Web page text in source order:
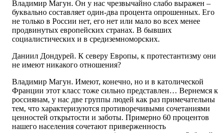
Владимир Магун. Он у нас чрезвычайно слабо выражен –
буквально составляет один-два процента опрошенных. Его
не только в России нет, его нет или мало во всех менее
продвинутых европейских странах. В бывших
социалистических и в средиземноморских.
Даниил Дондурей. К северу Европы, к протестантизму они
не имеют никакого отношения?
Владимир Магун. Имеют, конечно, но и в католической
Франции этот класс тоже сильно представлен… Вернемся к
россиянам, у нас две группы людей как раз примечательны
тем, что характеризуются противоречивыми сочетаниями
ценностей открытости и заботы. Примерно 60 процентов
нашего населения сочетают приверженность